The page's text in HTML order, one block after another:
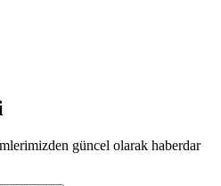
güncel olarak haberdar